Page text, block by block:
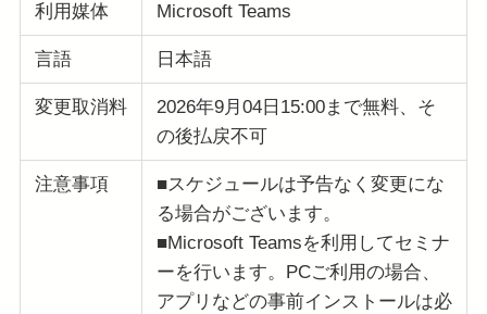
利用媒体 Microsoft Teams
言語 日本語
変更取消料
2026年9月04日15:00まで無料、そ
の後払戻不可
注意事項
■スケジュールは予告なく変更にな
る場合がございます。
■Microsoft Teamsを利用してセミナ
ーを行います。PCご利用の場合、
アプリなどの事前インストールは必